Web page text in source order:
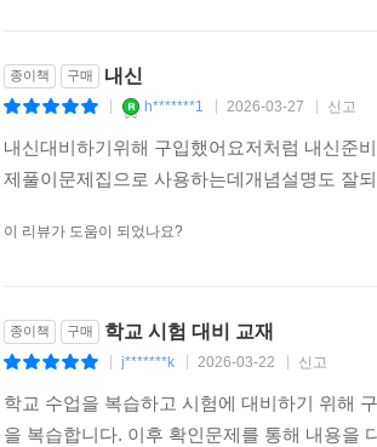
종이책 구매 내신
h*******1 2026-03-27 신고
내신대비하기위해 구입했어요저처럼 내신준
제풀이문제집으로 사용하는데개념설명도 잘
이 리뷰가 도움이 되었나요?
종이책 구매 학교 시험 대비 교재
j*******k 2026-03-22 신고
학교 수업을 복습하고 시험에 대비하기 위해
을 복습합니다. 이후 확인문제를 통해 내용을